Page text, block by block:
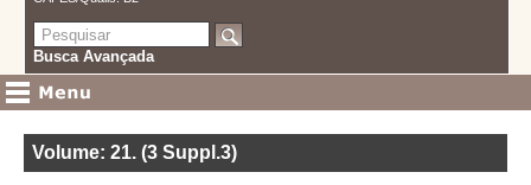
Busca Avançada
Volume: 21. (3 Suppl.3)